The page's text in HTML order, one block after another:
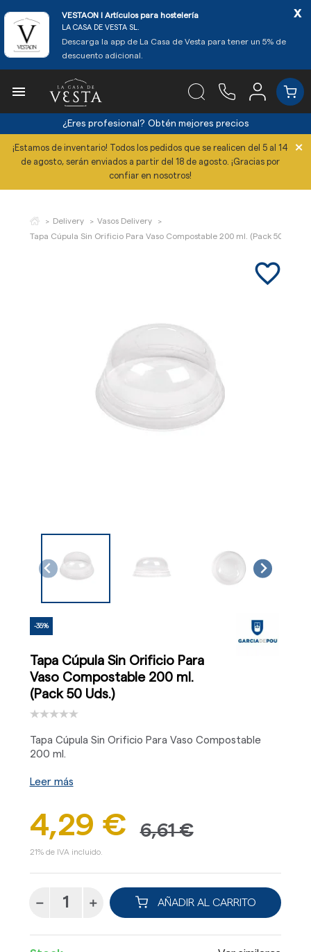
VESTAON l Artículos para hostelería
LA CASA DE VESTA SL.
Descarga la app de La Casa de Vesta para tener un 5% de
descuento adicional.
x

¿Eres profesional? Obtén mejores precios
¡Estamos de inventario! Todos los pedidos que se realicen del 5 al 14
de agosto, serán enviados a partir del 18 de agosto. ¡Gracias por
confiar en nosotros!
×
Delivery
Vasos Delivery
Tapa Cúpula Sin Orificio Para Vaso Compostable 200 ml. (Pack 50 Uds.)
favorite_border
-35%
Tapa Cúpula Sin Orificio Para
Vaso Compostable 200 ml.
(Pack 50 Uds.)
Tapa Cúpula Sin Orificio Para Vaso Compostable
200 ml.
Leer más
4,29 € 6,61 €
21% de IVA incluido.
AÑADIR AL CARRITO